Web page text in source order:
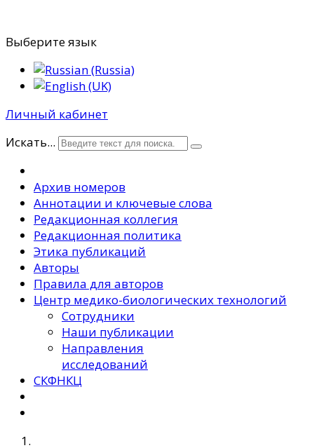
Выберите язык
Личный кабинет
Искать...
Архив номеров
Аннотации и ключевые слова
Редакционная коллегия
Редакционная политика
Этика публикаций
Авторы
Правила для авторов
Центр медико-биологических технологий
Сотрудники
Наши публикации
Направления
исследований
СКФНКЦ